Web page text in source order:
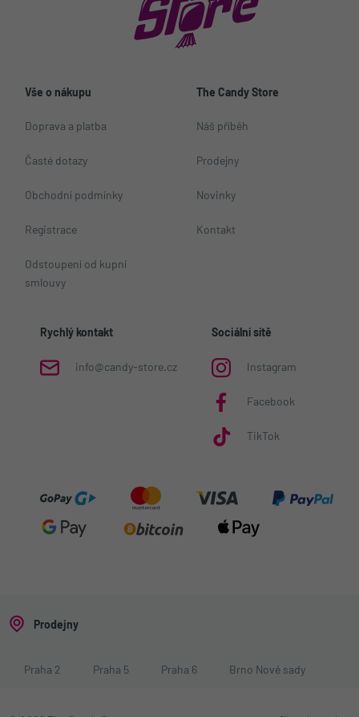
Vše o nákupu
Doprava a platba
Časté dotazy
Obchodní podmínky
Registrace
Odstoupení od kupní
smlouvy
The Candy Store
Náš příběh
Prodejny
Novinky
Kontakt
Rychlý kontakt
info@candy-store.cz
Sociální sítě
Instagram
Facebook
TikTok
Prodejny
Praha 2 Praha 5 Praha 6 Brno Nové sady